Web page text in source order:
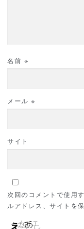
名前 ※
メール ※
サイト
次回のコメントで使用
ルアドレス、サイトを保